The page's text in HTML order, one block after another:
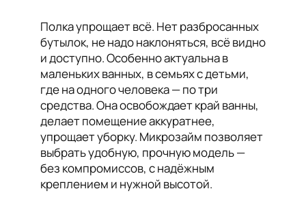
Полка упрощает всё. Нет разбросанных
бутылок, не надо наклоняться, всё видно
и доступно. Особенно актуальна в
маленьких ванных, в семьях с детьми,
где на одного человека — по три
средства. Она освобождает край ванны,
делает помещение аккуратнее,
упрощает уборку. Микрозайм позволяет
выбрать удобную, прочную модель —
без компромиссов, с надёжным
креплением и нужной высотой.